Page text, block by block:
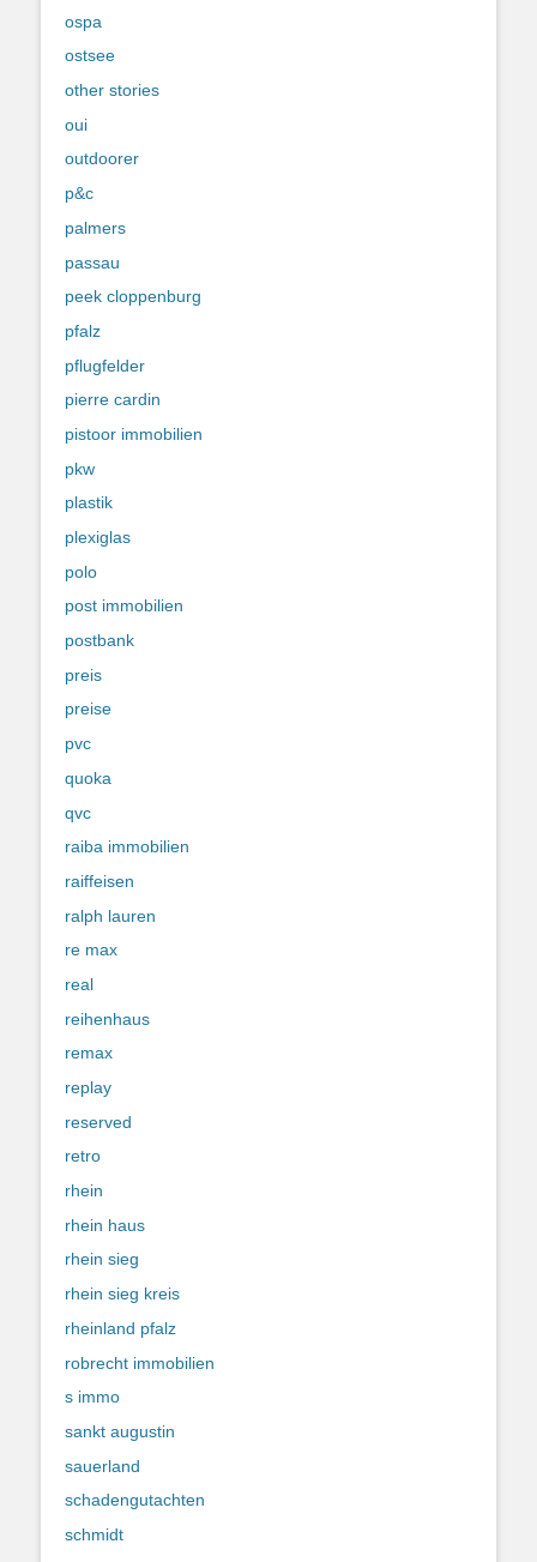
ospa
ostsee
other stories
oui
outdoorer
p&c
palmers
passau
peek cloppenburg
pfalz
pflugfelder
pierre cardin
pistoor immobilien
pkw
plastik
plexiglas
polo
post immobilien
postbank
preis
preise
pvc
quoka
qvc
raiba immobilien
raiffeisen
ralph lauren
re max
real
reihenhaus
remax
replay
reserved
retro
rhein
rhein haus
rhein sieg
rhein sieg kreis
rheinland pfalz
robrecht immobilien
s immo
sankt augustin
sauerland
schadengutachten
schmidt